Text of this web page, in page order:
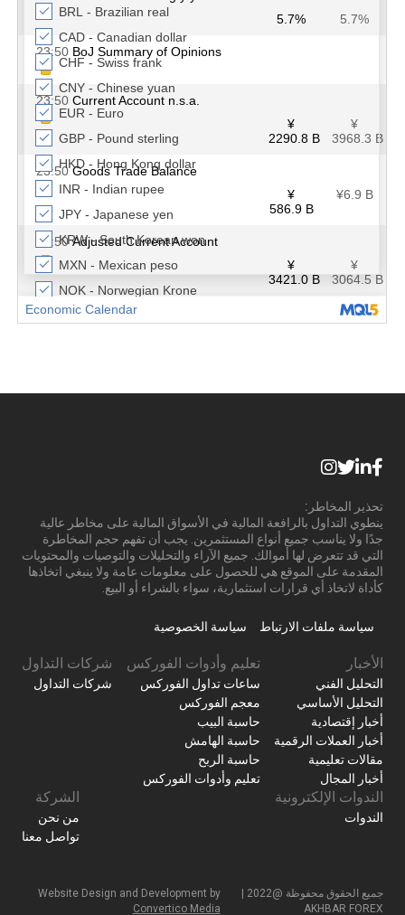
تحذير المخاطر:
ينطوي التداول بالرافعة المالية في الأسواق المالية على مخاطر عالية
جدًا ولا يناسب جميع أنواع المستثمرين. يجب أن تفهم حجم المخاطرة
التي قد تتعرض لها أموالك. جميع الآراء والتحليلات والتوصيات والمحتويات
المقدمة على الموقع هي للحصول على معلومات عامة ولا ينبغي اتخاذها
كأداة لاتخاذ أي قرارات استثمارية، سواء بالشراء أو البيع.
سياسة ملفات الارتباط سياسة الخصوصية
الأخبار
التحليل الفني
التحليل الأساسي
أخبار إقتصادية
أخبار العملات الرقمية
مقالات تعليمية
أخبار المجال
تعليم وأدوات الفوركس
ساعات تداول الفوركس
معجم الفوركس
حاسبة البيب
حاسبة الهامش
حاسبة الربح
تعليم وأدوات الفوركس
شركات التداول
شركات التداول
الندوات الإلكترونية
الندوات
الشركة
من نحن
تواصل معنا
AKHBAR FOREX
Website Design and Development by
Convertico Media